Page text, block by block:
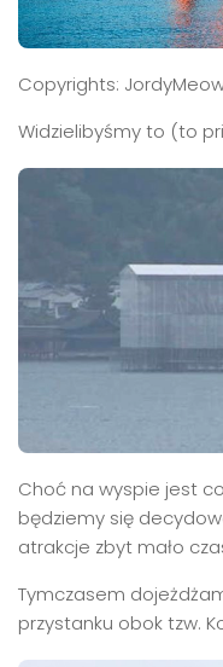
Copyrights:
Widzielibyśmy to (to
Choć na wyspie jest
będziemy się
atrakcje zbyt mało
Tymczasem
przystanku obok tzw.